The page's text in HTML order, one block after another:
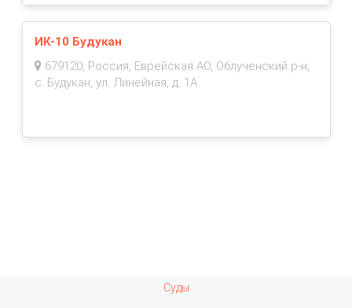
ИК-10 Будукан
679120, Россия, Еврейская АО, Облученский р-н,
с. Будукан, ул. Линейная, д. 1А
Суды